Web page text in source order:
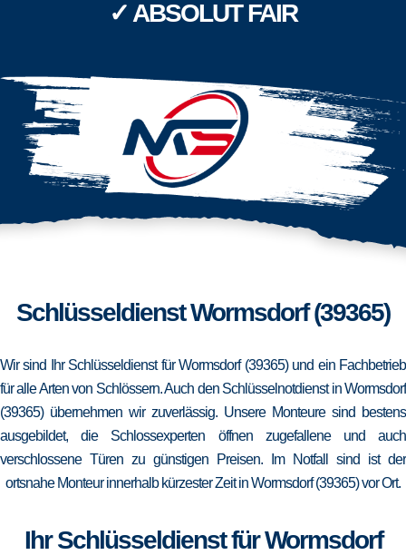
✓ ABSOLUT FAIR
Schlüsseldienst Wormsdorf (39365)
Wir sind Ihr Schlüsseldienst für Wormsdorf (39365) und ein Fachbetrieb
für alle Arten von Schlössern. Auch den Schlüsselnotdienst in Wormsdorf
(39365) übernehmen wir zuverlässig. Unsere Monteure sind bestens
ausgebildet, die Schlossexperten öffnen zugefallene und auch
verschlossene Türen zu günstigen Preisen. Im Notfall sind ist der
ortsnahe Monteur innerhalb kürzester Zeit in Wormsdorf (39365) vor Ort.
Ihr Schlüsseldienst für Wormsdorf